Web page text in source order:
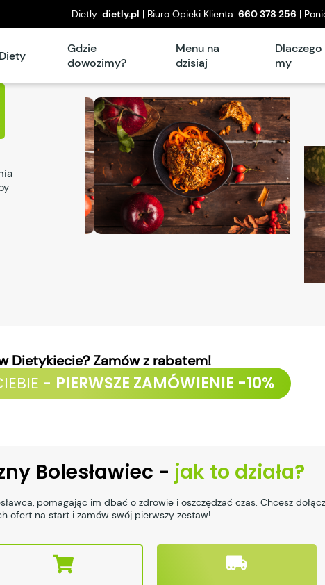
Dietly: dietly.pl | Biuro Opieki Klienta: 660 378 256 |
piątek: 8°° – 16°°
Diety
Gdzie
dowozimy?
Menu na
dzisiaj
Dlaczego
my
Dietykiecie? Zamów z rabatem!
- PIERWSZE ZAMÓWIENIE -10%
Bolesławiec - jak to działa?
pomagając im dbać o zdrowie i oszczędzać czas. Chcesz
ofert na start i zamów swój pierwszy zestaw!